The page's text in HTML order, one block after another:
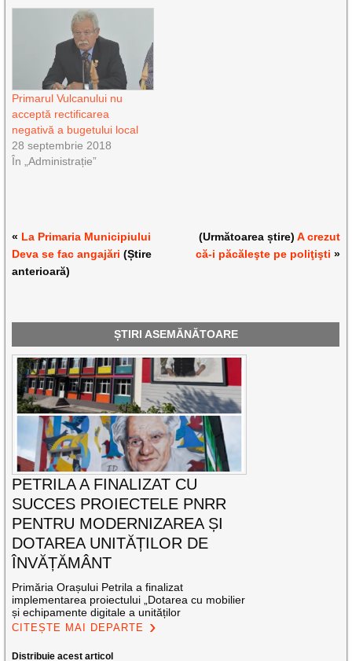
Primarul Vulcanului nu
acceptă rectificarea
negativă a bugetului local
28 septembrie 2018
În „Administrație”
« La Primaria Municipiului
Deva se fac angajări (Știre
anterioară)
(Următoarea știre) A crezut
că-i păcăleşte pe poliţişti »
ȘTIRI ASEMĂNĂTOARE
PETRILA A FINALIZAT CU
SUCCES PROIECTELE PNRR
PENTRU MODERNIZAREA ȘI
DOTAREA UNITĂȚILOR DE
ÎNVĂȚĂMÂNT
Primăria Orașului Petrila a finalizat
implementarea proiectului „Dotarea cu mobilier
și echipamente digitale a unităților
CITEȘTE MAI DEPARTE
Distribuie acest articol